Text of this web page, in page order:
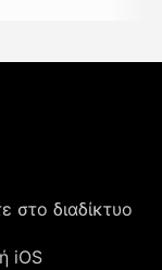
στο διαδίκτυο
iOS